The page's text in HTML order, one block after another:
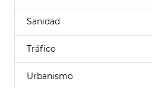
Sanidad
Tráfico
Urbanismo